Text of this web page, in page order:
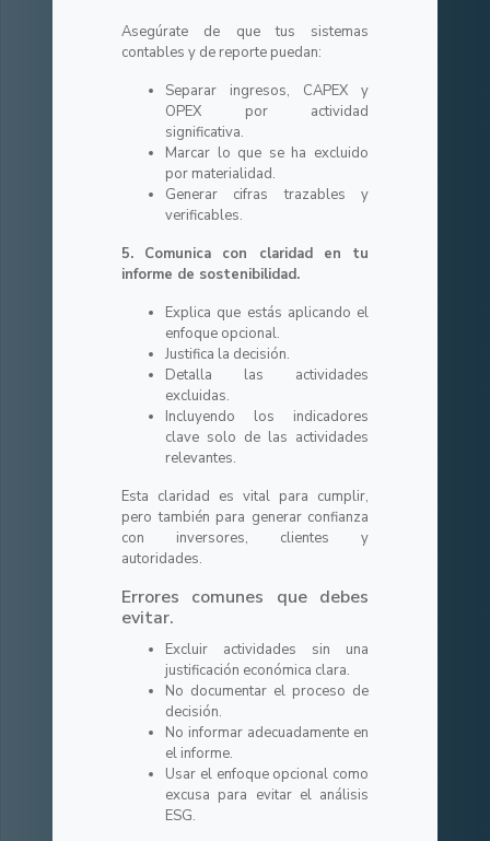
Asegúrate de que tus sistemas
contables y de reporte puedan:
Separar ingresos, CAPEX y
OPEX por actividad
significativa.
Marcar lo que se ha excluido
por materialidad.
Generar cifras trazables y
verificables.
5. Comunica con claridad en tu
informe de sostenibilidad.
Explica que estás aplicando el
enfoque opcional.
Justifica la decisión.
Detalla las actividades
excluidas.
Incluyendo los indicadores
clave solo de las actividades
relevantes.
Esta claridad es vital para cumplir,
pero también para generar confianza
con inversores, clientes y
autoridades.
Errores comunes que debes
evitar.
Excluir actividades sin una
justificación económica clara.
No documentar el proceso de
decisión.
No informar adecuadamente en
el informe.
Usar el enfoque opcional como
excusa para evitar el análisis
ESG.